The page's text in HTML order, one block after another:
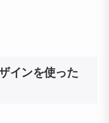
インを使った